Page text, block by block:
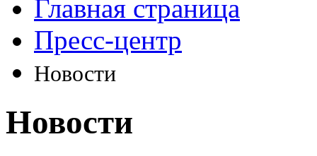
Главная страница
Пресс-центр
Новости
Новости